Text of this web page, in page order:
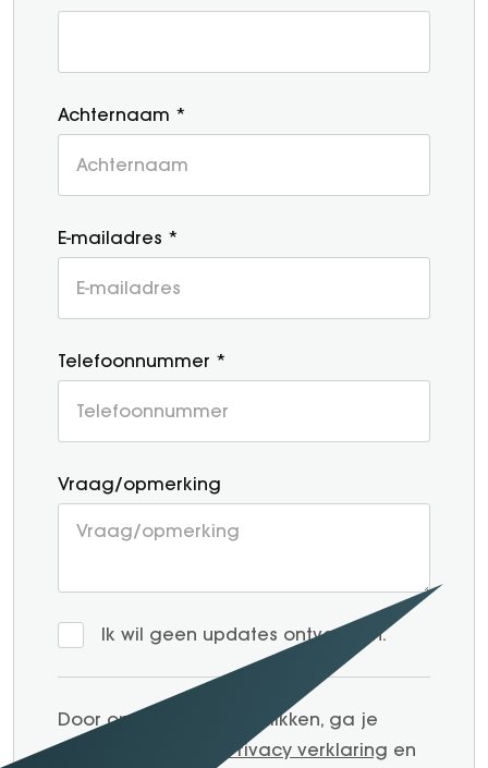
Achternaam *
E-mailadres *
Telefoonnummer *
Vraag/opmerking
Ik wil geen updates ontvangen.
Door op verzenden te klikken, ga je
akkoord met onze
Privacy verklaring en